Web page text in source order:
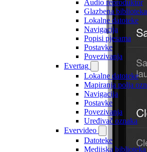
Audio reproduktor
Glazbena biblioteka
Lokalne datoteke
Navigacija
Popisi pjesama
Postavke
Povezivanja
Evertag
Lokalne datoteke
Mapiranja polja
Navigacija
Postavke
Povezivanja
Uređivač oznaka
Evervideo
Datoteke
Medijska biblioteka